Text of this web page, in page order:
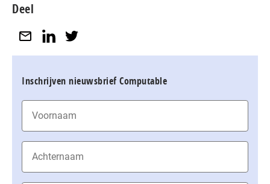
Deel
Inschrijven nieuwsbrief Computable